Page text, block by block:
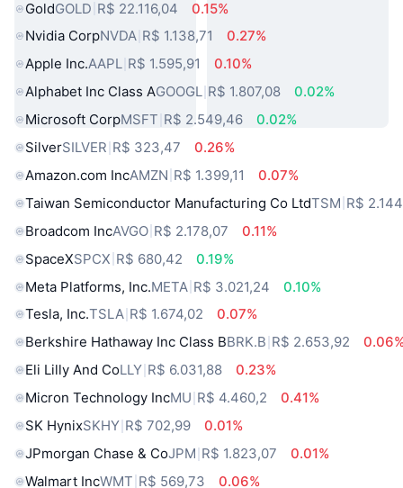
GoldGOLD R$ 22.116,04
0.15%
Nvidia CorpNVDA R$ 1.138,71
0.27%
Apple Inc.AAPL R$ 1.595,91
0.10%
Alphabet Inc Class AGOOGL R$ 1.807,08
0.02%
Microsoft CorpMSFT R$ 2.549,46
0.02%
SilverSILVER R$ 323,47
0.26%
Amazon.com IncAMZN R$ 1.399,11
0.07%
Taiwan Semiconductor Manufacturing Co LtdTSM R$
Broadcom IncAVGO R$ 2.178,07
0.11%
SpaceXSPCX R$ 680,42
0.19%
Meta Platforms, Inc.META R$ 3.021,24
0.10%
Tesla, Inc.TSLA R$ 1.674,02
0.07%
Berkshire Hathaway Inc Class BBRK.B R$ 2.653,92
Eli Lilly And CoLLY R$ 6.031,88
0.23%
Micron Technology IncMU R$ 4.460,2
0.41%
SK HynixSKHY R$ 702,99
0.01%
JPmorgan Chase & CoJPM R$ 1.823,07
0.01%
Walmart IncWMT R$ 569,73 0.06%